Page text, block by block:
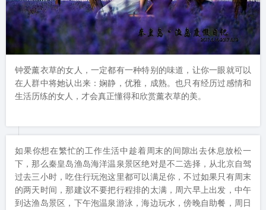
钟爱薰衣草的女人，一定都有一种特别的味道，让你一眼就可以
在人群中将她认出来：娴静，优雅，成熟。也只有经历过感情和
生活历练的女人，才会真正懂得和欣赏薰衣草的美。
如果你想在繁忙的工作生活中趁着周末的间隙出去休息放松一
下，那么秦皇岛渔岛海洋温泉景区绝对是不二选择，从北京自驾
过去三小时，吃住行玩泡这里都可以满足你，不过如果只有周末
的两天时间，那建议不要把行程排的太满，周六早上出发，中午
到达渔岛景区，下午泡温泉游泳，海边玩水，傍晚自助餐，周日